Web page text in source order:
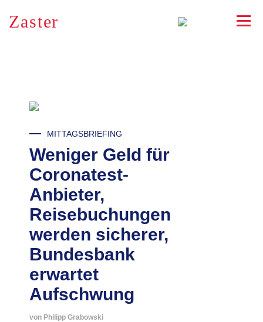
RSS
Zaster
MITTAGSBRIEFING
Weniger Geld für
Coronatest-
Anbieter,
Reisebuchungen
werden sicherer,
Bundesbank
erwartet
Aufschwung
von Philipp Grabowski